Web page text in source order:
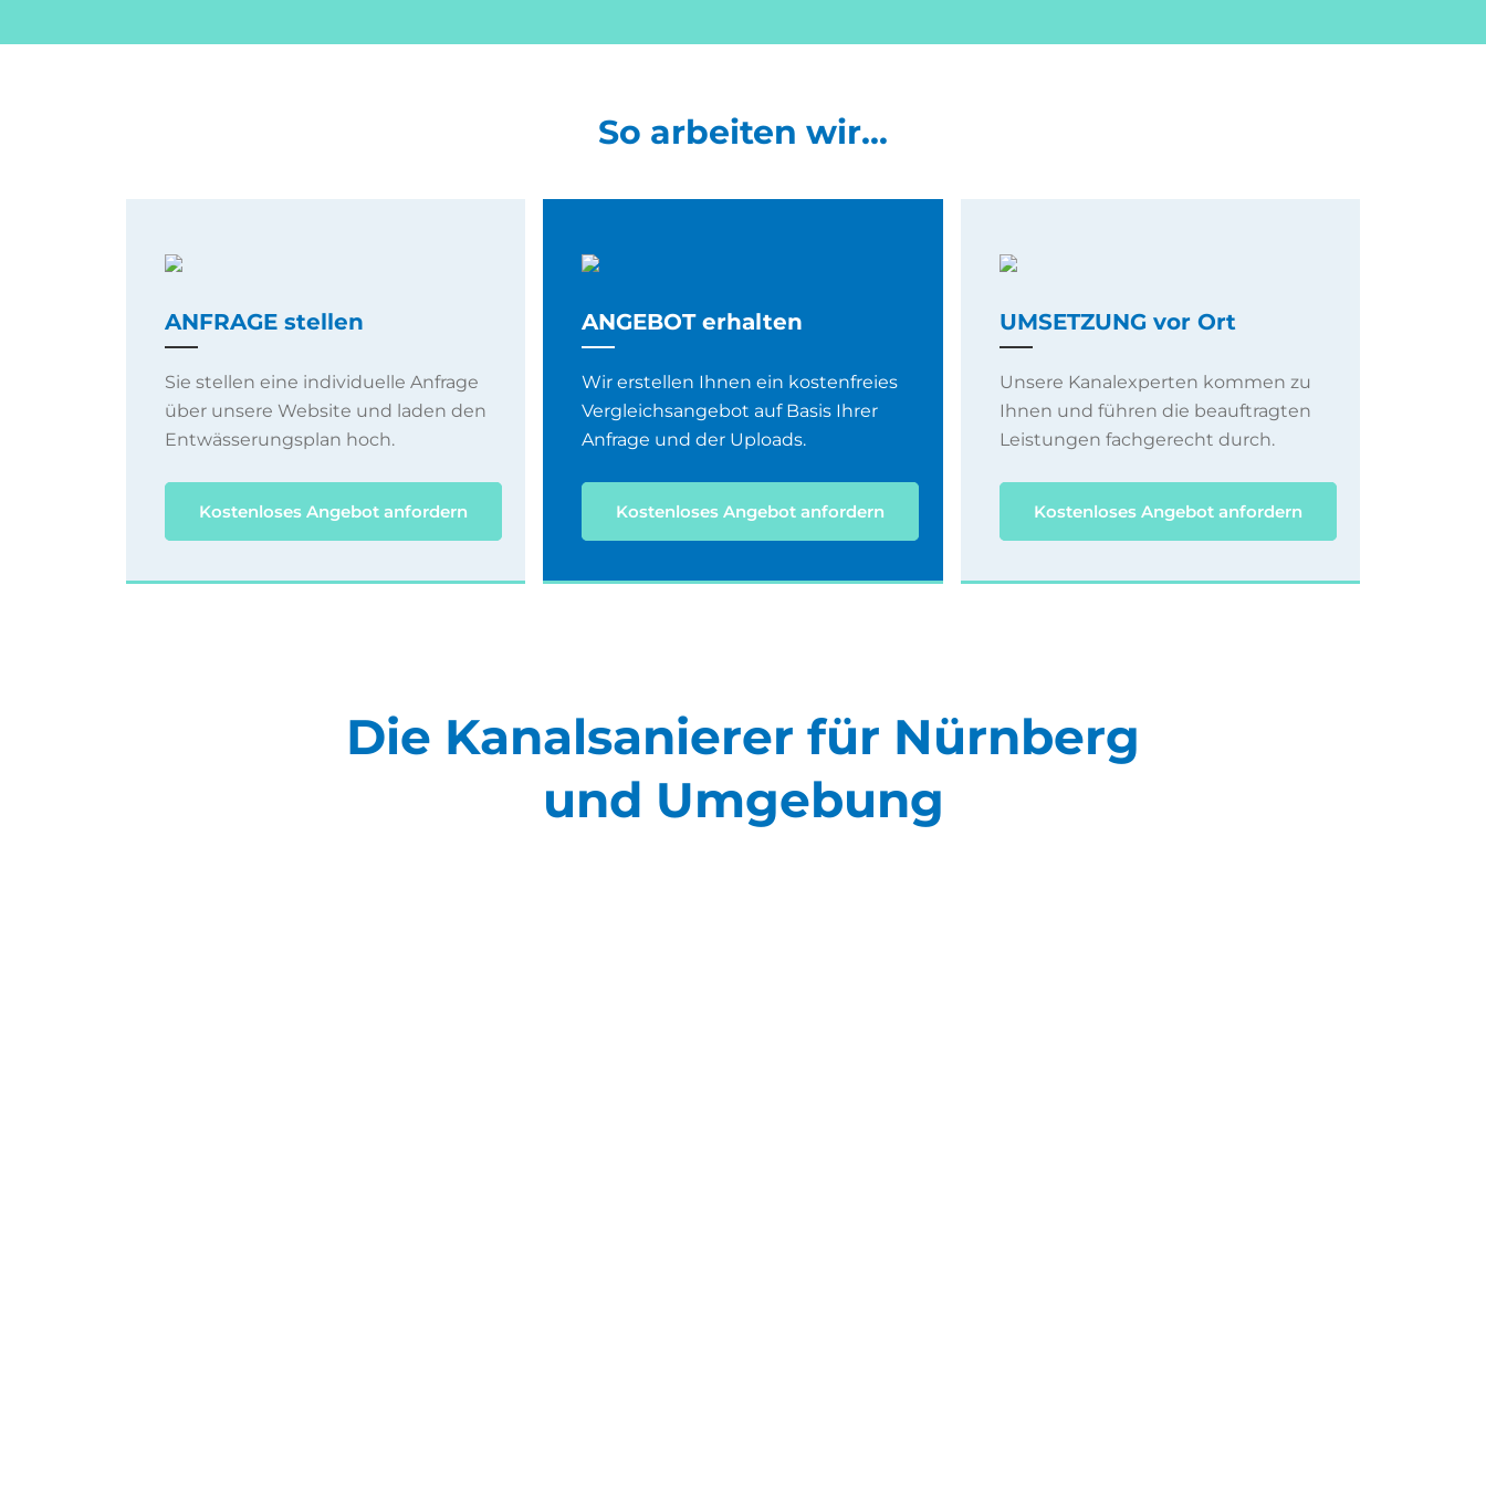
So arbeiten wir...
ANFRAGE stellen
Sie stellen eine individuelle Anfrage
über unsere Website und laden den
Entwässerungsplan hoch.
Kostenloses Angebot anfordern
ANGEBOT erhalten
Wir erstellen Ihnen ein kostenfreies
Vergleichsangebot auf Basis Ihrer
Anfrage und der Uploads.
Kostenloses Angebot anfordern
UMSETZUNG vor Ort
Unsere Kanalexperten kommen zu
Ihnen und führen die beauftragten
Leistungen fachgerecht durch.
Kostenloses Angebot anfordern
Die Kanalsanierer für Nürnberg
und Umgebung